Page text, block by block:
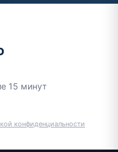
15 минут
конфиденциальности